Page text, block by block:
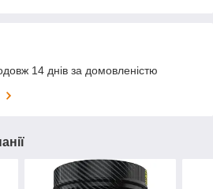
14 днів за домовленістю